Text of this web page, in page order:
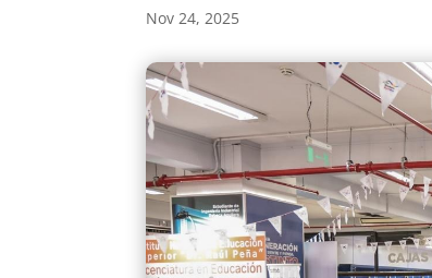
Nov 24, 2025